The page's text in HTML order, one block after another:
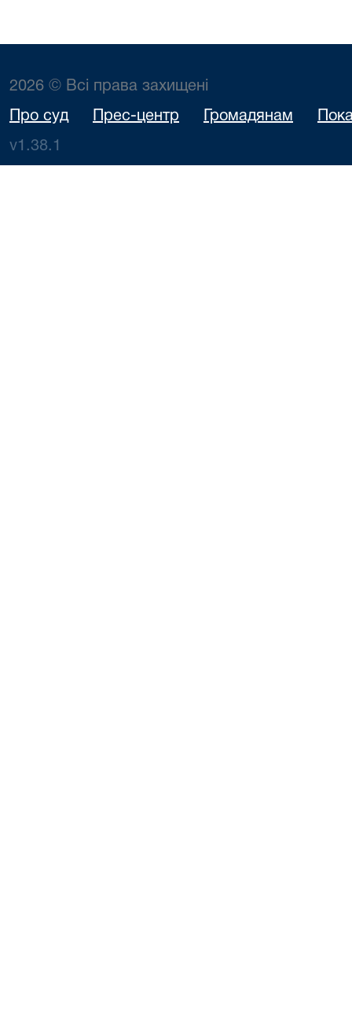
2026 © Всі права захищені
Про суд Прес-центр Громадянам
v1.38.1